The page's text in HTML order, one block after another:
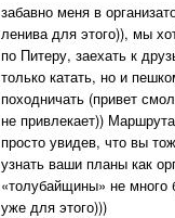
забавно меня в
ленива для этого)), мы
по Питеру, заехать к
только катать, но и
походничать (привет
не привлекает))
просто увидев, что вы
узнать ваши планы как
«толубайщины» не много
уже для этого)))